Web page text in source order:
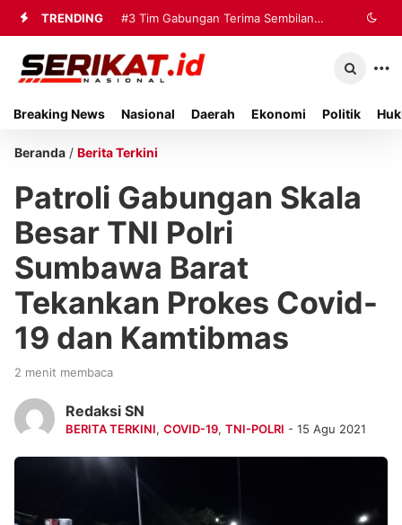
TRENDING #3 Tim Gabungan Terima Sembilan
Korban Evakuasi KM Mutiara Sentosa
Breaking News Nasional Daerah Ekonomi Politik
Beranda / Berita Terkini
Patroli Gabungan Skala
Besar TNI Polri
Sumbawa Barat
Tekankan Prokes Covid-
19 dan Kamtibmas
2 menit membaca
Redaksi SN
BERITA TERKINI, COVID-19, TNI-POLRI - 15 Agu 2021